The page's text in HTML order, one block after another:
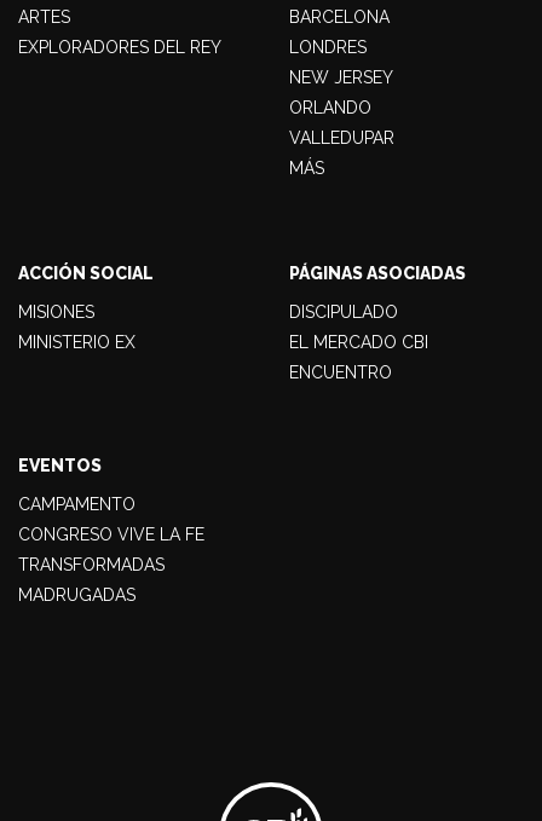
ARTES
EXPLORADORES DEL REY
BARCELONA
LONDRES
NEW JERSEY
ORLANDO
VALLEDUPAR
MÁS
ACCIÓN SOCIAL
MISIONES
MINISTERIO EX
EVENTOS
CAMPAMENTO
CONGRESO VIVE LA FE
TRANSFORMADAS
MADRUGADAS
PÁGINAS ASOCIADAS
DISCIPULADO
EL MERCADO CBI
ENCUENTRO